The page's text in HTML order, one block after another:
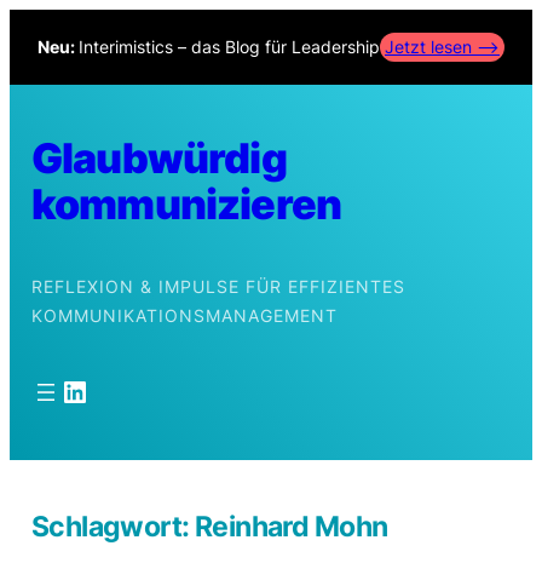
Inhalt
Neu: Interimistics – das Blog für Leadership Jetzt lesen –>
Glaubwürdig
kommunizieren
REFLEXION & IMPULSE FÜR EFFIZIENTES
KOMMUNIKATIONSMANAGEMENT
LinkedIn
Schlagwort: Reinhard Mohn